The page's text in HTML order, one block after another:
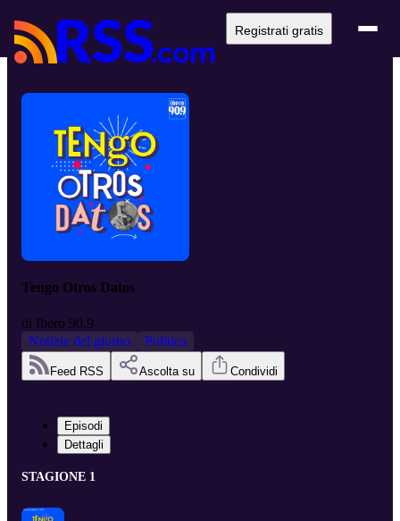
Registrati gratis
Tengo Otros Datos
di Ibero 90.9
Notizie del giorno
Politica
Feed RSS Ascolta su Condividi
Episodi
Dettagli
STAGIONE 1